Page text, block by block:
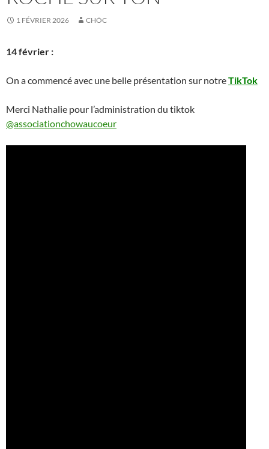
1 FÉVRIER 2026 CHÔC
14 février :
On a commencé avec une belle présentation sur notreTikTok
Merci Nathalie pour l’administration du tiktok
@associationchowaucoeur